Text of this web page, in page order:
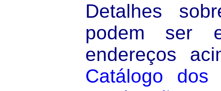
Detalhes
podem ser
endereços
Catálogo